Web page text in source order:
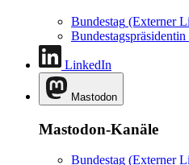
Bundestag (Externer
Bundestagspräsidentin
LinkedIn
Mastodon
Mastodon-Kanäle
Bundestag (Externer